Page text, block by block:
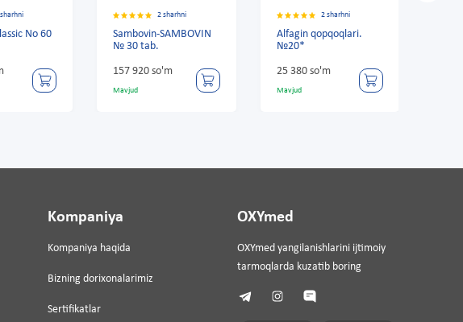
Sambovin-SAMBOVIN
157 920 so'm
Alfagin qopqoqlari.
25 380 so'm
Alfagin siropi 120ml*
21 120 so'm
Kompaniya
Kompaniya haqida
Bizning dorixonalarimiz
Sertifikatlar
OXYmed
OXYmed yangilanishlarini ijtimoiy
tarmoqlarda kuzatib boring